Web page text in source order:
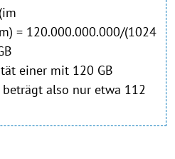
= 120.000.000.000/(1024
einer mit 120 GB
also nur etwa 112